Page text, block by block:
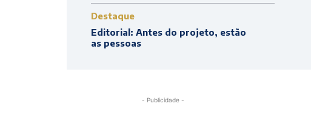
Destaque
Editorial: Antes do projeto, estão
as pessoas
- Publicidade -